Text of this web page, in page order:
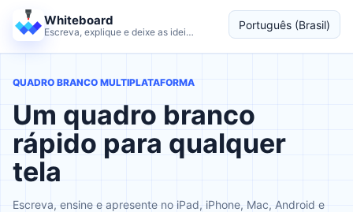
Whiteboard
Escreva, explique e deixe as ideias continuarem. Idioma
Português (Brasil)
QUADRO BRANCO MULTIPLATAFORMA
Um quadro branco
rápido para qualquer
tela
Escreva, ensine e apresente no iPad, iPhone, Mac, Android e